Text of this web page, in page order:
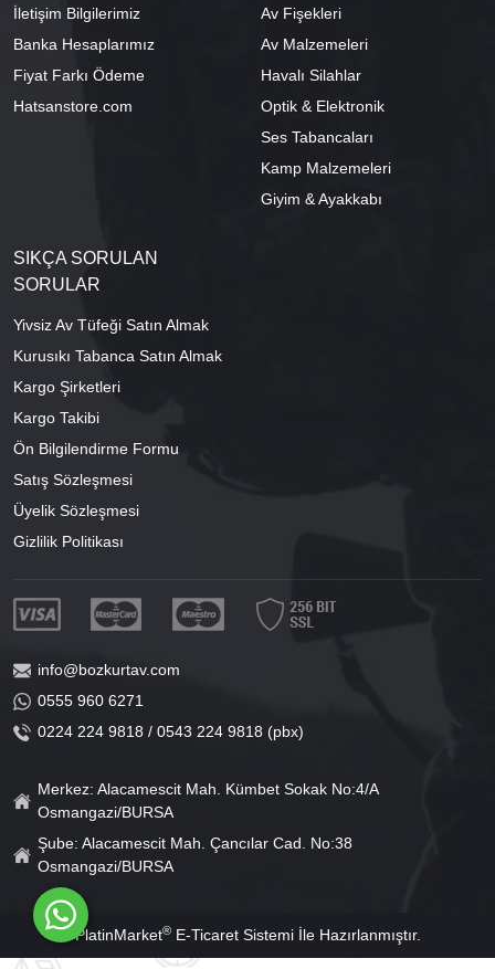
İletişim Bilgilerimiz
Banka Hesaplarımız
Fiyat Farkı Ödeme
Hatsanstore.com
Av Fişekleri
Av Malzemeleri
Havalı Silahlar
Optik & Elektronik
Ses Tabancaları
Kamp Malzemeleri
Giyim & Ayakkabı
SIKÇA SORULAN
SORULAR
Yivsiz Av Tüfeği Satın Almak
Kurusıkı Tabanca Satın Almak
Kargo Şirketleri
Kargo Takibi
Ön Bilgilendirme Formu
Satış Sözleşmesi
Üyelik Sözleşmesi
Gizlilik Politikası
info@bozkurtav.com
0555 960 6271
0224 224 9818 / 0543 224 9818 (pbx)
Merkez: Alacamescit Mah. Kümbet Sokak No:4/A
Osmangazi/BURSA
Şube: Alacamescit Mah. Çancılar Cad. No:38
Osmangazi/BURSA
PlatinMarket®E-Ticaret Sistemiİle Hazırlanmıştır.